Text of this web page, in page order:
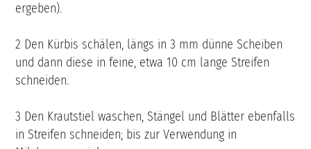
ergeben).
2 Den Kürbis schälen, längs in 3 mm dünne Scheiben
und dann diese in feine, etwa 10 cm lange Streifen
schneiden.
3 Den Krautstiel waschen, Stängel und Blätter ebenfalls
in Streifen schneiden; bis zur Verwendung in